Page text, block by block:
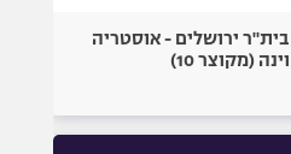
בית"ר ירושלים - אוסטריה
וינה (מקוצר 10)